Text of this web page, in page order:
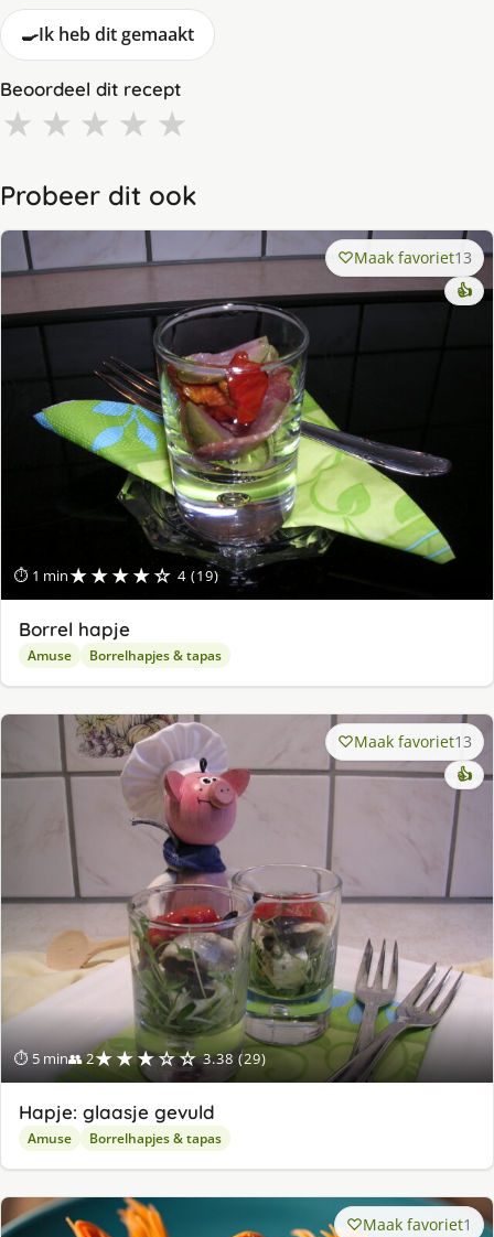
🍳Ik heb dit gemaakt
Beoordeel dit recept
★ ★ ★ ★ ★
Probeer dit ook
⏱ 1 min★★★★☆ 4 (19)
Maak favoriet13
👍
Borrel hapje
Amuse Borrelhapjes & tapas
⏱ 5 min👥 2★★★☆☆ 3.38 (29)
Maak favoriet13
👍
Hapje: glaasje gevuld
Amuse Borrelhapjes & tapas
Maak favoriet1